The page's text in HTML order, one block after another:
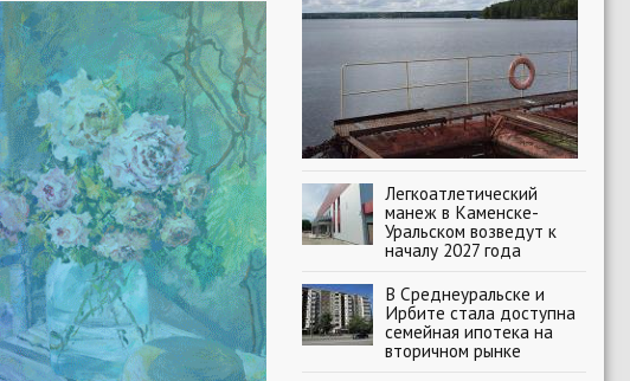
Легкоатлетический
манеж в Каменске-
Уральском возведут к
началу 2027 года
В Среднеуральске и
Ирбите стала доступна
семейная ипотека на
вторичном рынке